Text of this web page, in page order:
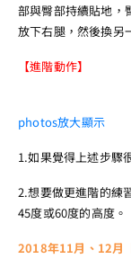
部與臀部持續貼地，
放下右腿，然後換另
【進階動作】
photos放大顯示
1.如果覺得上述步驟
2.想要做更進階的練
45度或60度的高度。
2018年11月、12月